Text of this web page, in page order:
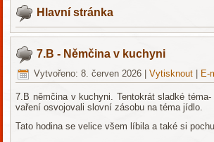
Hlavní stránka
7.B - Němčina v kuchyni
Vytvořeno: 8. červen 2026 |Vytisknout E-
7.B němčina v kuchyni. Tentokrát sladké
vaření osvojovali slovní zásobu na téma jídlo.
Tato hodina se velice všem líbila a také si